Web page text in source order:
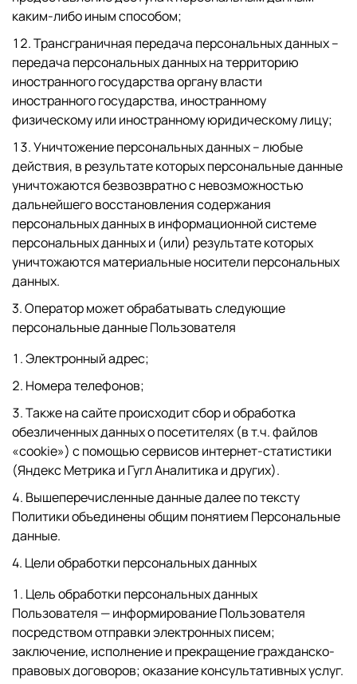
каким-либо иным способом;
Трансграничная передача персональных данных –
передача персональных данных на территорию
иностранного государства органу власти
иностранного государства, иностранному
физическому или иностранному юридическому лицу;
Уничтожение персональных данных – любые
действия, в результате которых персональные данные
уничтожаются безвозвратно с невозможностью
дальнейшего восстановления содержания
персональных данных в информационной системе
персональных данных и (или) результате которых
уничтожаются материальные носители персональных
данных.
3. Оператор может обрабатывать следующие
персональные данные Пользователя
Электронный адрес;
Номера телефонов;
Также на сайте происходит сбор и обработка
обезличенных данных о посетителях (в т.ч. файлов
«cookie») с помощью сервисов интернет-статистики
(Яндекс Метрика и Гугл Аналитика и других).
Вышеперечисленные данные далее по тексту
Политики объединены общим понятием Персональные
данные.
4. Цели обработки персональных данных
Цель обработки персональных данных
Пользователя — информирование Пользователя
посредством отправки электронных писем;
заключение, исполнение и прекращение гражданско-
правовых договоров; оказание консультативных услуг.